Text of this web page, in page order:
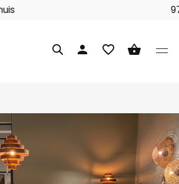
Interieuradvies aan huis
person favorite_border shopping_basket